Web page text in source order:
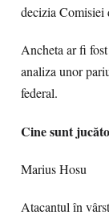
decizia
Ancheta ar fi
analiza unor
federal.
Cine sunt
Marius Hosu
Atacantul în